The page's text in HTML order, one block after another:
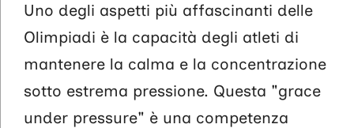
Uno degli aspetti più affascinanti delle
Olimpiadi è la capacità degli atleti di
mantenere la calma e la concentrazione
sotto estrema pressione. Questa "grace
under pressure" è una competenza